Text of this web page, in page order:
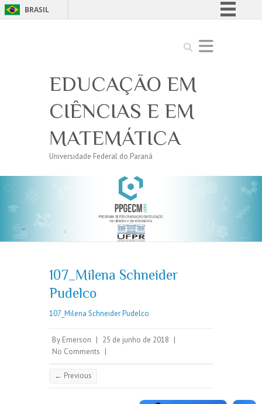
BRASIL
Comunica BR
Acesso à informação
Legislação
Canais
Search
EDUCAÇÃO EM
CIÊNCIAS E EM
MATEMÁTICA
Universidade Federal do Paraná
107_Milena Schneider
Pudelco
107_Milena Schneider Pudelco
By Emerson | 25 de junho de 2018 |
No Comments |
← Previous